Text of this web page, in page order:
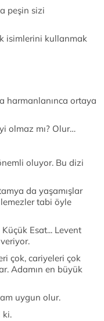
peşin sizi
isimlerini kullanmak
harmanlanınca ortaya
olmaz mı? Olur…
oluyor. Bu dizi
da yaşamışlar
tabi öyle
Esat... Levent
çok, cariyeleri çok
Adamın en büyük
uygun olur.
ki.